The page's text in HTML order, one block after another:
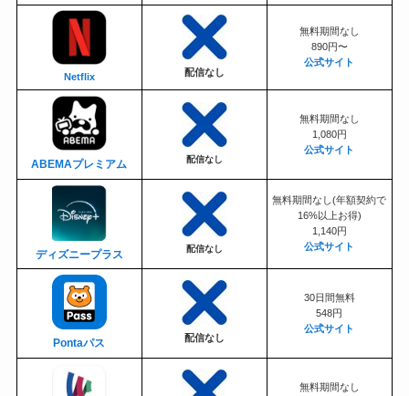
Netflix 配信なし
無料期間なし
890円〜
公式サイト
ABEMAプレミアム 配信なし
無料期間なし
1,080円
公式サイト
ディズニープラス 配信なし
無料期間なし(年額契約で
16%以上お得)
1,140円
公式サイト
Pontaパス 配信なし
30日間無料
548円
公式サイト
無料期間なし